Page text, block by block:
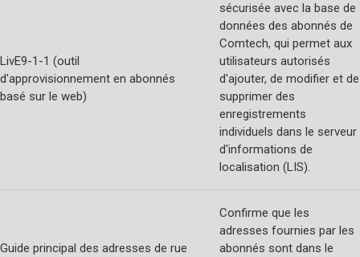
LivE9-1-1 (outil
d'approvisionnement en abonnés
basé sur le web)
sécurisée avec la base de
données des abonnés de
Comtech, qui permet aux
utilisateurs autorisés
d'ajouter, de modifier et de
supprimer des
enregistrements
individuels dans le serveur
d'informations de
localisation (LIS).
Guide principal des adresses de rue
Confirme que les
adresses fournies par les
abonnés sont dans le